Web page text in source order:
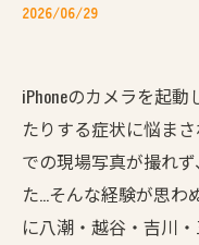
2026/06/29
iPhoneのカメラを起
たりする症状に悩ま
での現場写真が撮れ
た…そんな経験が思わ
に八潮・越谷・吉川